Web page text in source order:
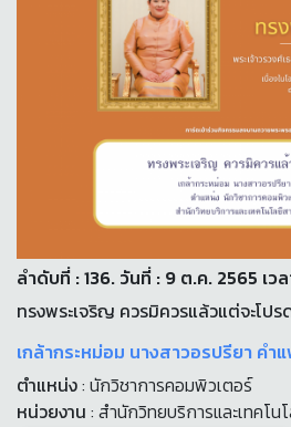
ลำดับที่ : 136. วันที่ : 9 ต.ค. 2565 เว
ทรงพระเจริญ ควรมิควรแล้วแต่จะโปร
เกล้ากระหม่อม นางสาวอรปรียา คำ
ตำแหน่ง: นักวิชาการคอมพิวเตอร์
หน่วยงาน : สำนักวิทยบริการและเทคโน